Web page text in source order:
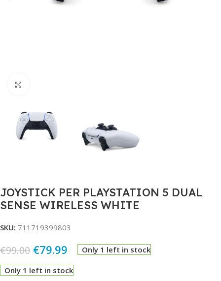
JOYSTICK PER PLAYSTATION 5 DUAL
SENSE WIRELESS WHITE
SKU: 711719399803
€99.00 €79.99 Only 1 left in stock
Only 1 left in stock